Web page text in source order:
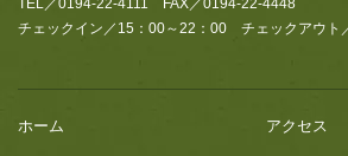
TEL／0194-22-4111 FAX／0194-22-4448
チェックイン／15：00～22：00 チェックアウト
ホーム アクセス